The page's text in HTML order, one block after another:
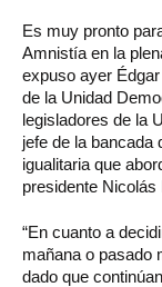
Es muy pronto
Amnistía en la
expuso ayer
de la Unidad
legisladores de la
jefe de la bancada
igualitaria que
presidente
“En cuanto a
mañana o pasado
dado que